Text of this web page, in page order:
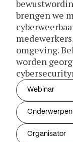
brengen we
omgeving.
worden
Webinar
Onderwerpen
Organisator